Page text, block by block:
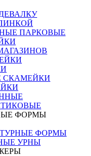
ПАРКОВЫЕ
СКАМЕЙКИ
ФОРМЫ
ФОРМЫ
УРНЫ